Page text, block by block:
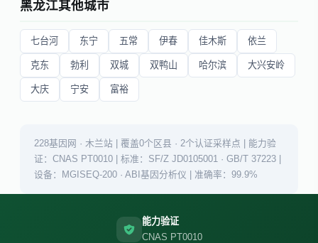
黑龙江其他城市
七台河 东宁 五常 伊春 佳木斯 依兰
克东 勃利 双城 双鸭山 哈尔滨 大兴安岭
大庆 宁安 富裕
228基因网 · 木兰站 | 覆盖0个区县 · 2个认证采样点 | 能力验
证：CNAS PT0010 | 标准：SF/Z JD0105001 · GB/T 37223 |
设备：MGISEQ-200 · ABI基因分析仪 | 准确率：99.9%
能力验证
CNAS PT0010